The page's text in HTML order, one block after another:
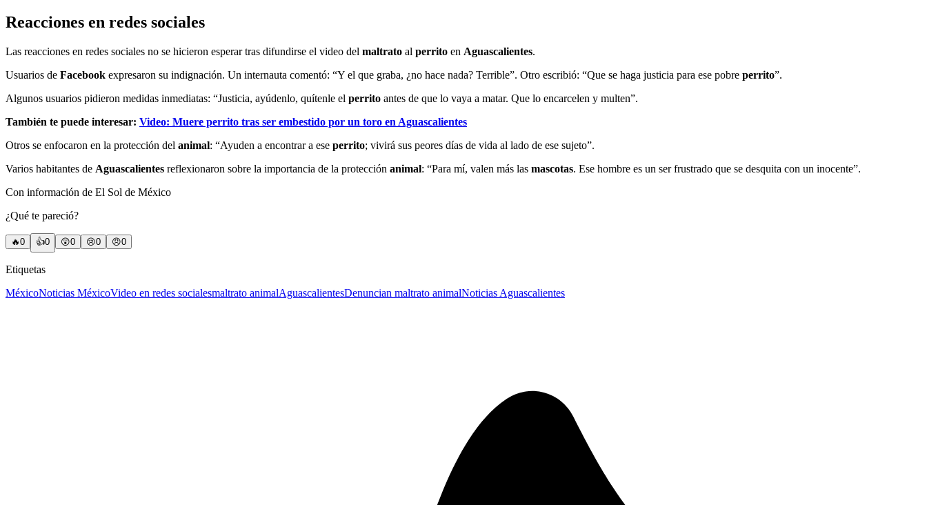
Reacciones en redes sociales
Las reacciones en redes sociales no se hicieron esperar tras difundirse el video del maltrato al perrito en Aguascalientes.
Usuarios de Facebook expresaron su indignación. Un internauta comentó: “Y el que graba, ¿no hace nada? Terrible”. Otro escribió: “Que se haga justicia para ese pobre perrito”.
Algunos usuarios pidieron medidas inmediatas: “Justicia, ayúdenlo, quítenle el perrito antes de que lo vaya a matar. Que lo encarcelen y multen”.
También te puede interesar: Video: Muere perrito tras ser embestido por un toro en Aguascalientes
Otros se enfocaron en la protección del animal: “Ayuden a encontrar a ese perrito; vivirá sus peores días de vida al lado de ese sujeto”.
Varios habitantes de Aguascalientes reflexionaron sobre la importancia de la protección animal: “Para mí, valen más las mascotas. Ese hombre es un ser frustrado que se desquita con un inocente”.
Con información de El Sol de México
¿Qué te pareció?
🔥0 👍0 😲0 😢0 😠0
Etiquetas
MéxicoNoticias MéxicoVideo en redes socialesmaltrato animalAguascalientesDenuncian maltrato animalNoticias Aguascalientes